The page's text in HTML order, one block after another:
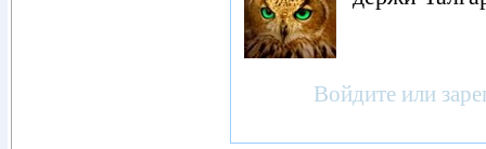
Войдите или